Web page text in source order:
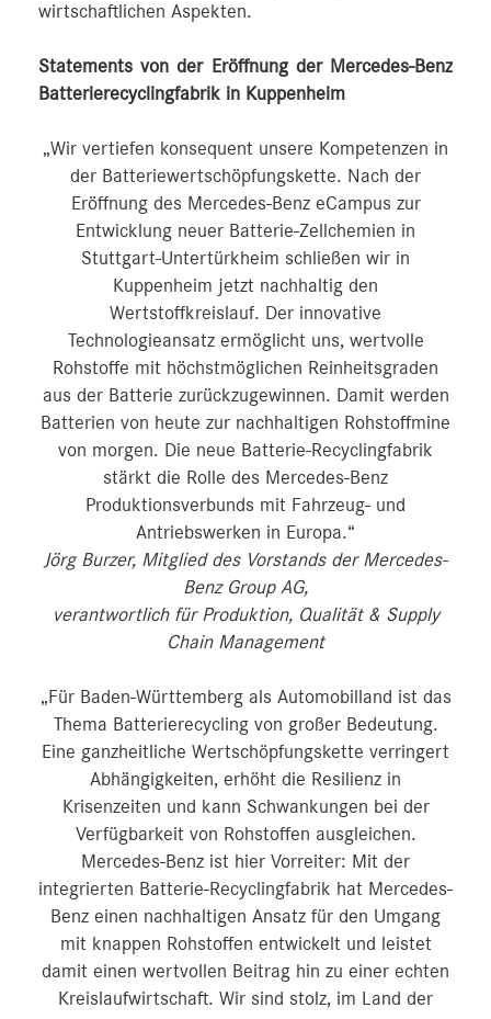
wirtschaftlichen Aspekten.
Statements von der Eröffnung der Mercedes-Benz
Batterierecyclingfabrik in Kuppenheim
„Wir vertiefen konsequent unsere Kompetenzen in
der Batteriewertschöpfungskette. Nach der
Eröffnung des Mercedes-Benz eCampus zur
Entwicklung neuer Batterie-Zellchemien in
Stuttgart-Untertürkheim schließen wir in
Kuppenheim jetzt nachhaltig den
Wertstoffkreislauf. Der innovative
Technologieansatz ermöglicht uns, wertvolle
Rohstoffe mit höchstmöglichen Reinheitsgraden
aus der Batterie zurückzugewinnen. Damit werden
Batterien von heute zur nachhaltigen Rohstoffmine
von morgen. Die neue Batterie-Recyclingfabrik
stärkt die Rolle des Mercedes-Benz
Produktionsverbunds mit Fahrzeug- und
Antriebswerken in Europa.“
Jörg Burzer, Mitglied des Vorstands der Mercedes-
Benz Group AG,
verantwortlich für Produktion, Qualität & Supply
Chain Management
„Für Baden-Württemberg als Automobilland ist das
Thema Batterierecycling von großer Bedeutung.
Eine ganzheitliche Wertschöpfungskette verringert
Abhängigkeiten, erhöht die Resilienz in
Krisenzeiten und kann Schwankungen bei der
Verfügbarkeit von Rohstoffen ausgleichen.
Mercedes-Benz ist hier Vorreiter: Mit der
integrierten Batterie-Recyclingfabrik hat Mercedes-
Benz einen nachhaltigen Ansatz für den Umgang
mit knappen Rohstoffen entwickelt und leistet
damit einen wertvollen Beitrag hin zu einer echten
Kreislaufwirtschaft. Wir sind stolz, im Land der